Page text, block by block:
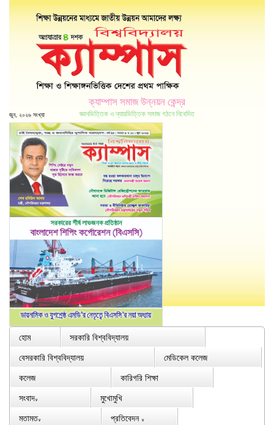
ক্যাম্পাস সমাজ উন্নয়ন কেন্দ্র
জ্ঞানভিত্তিক ও ন্যায়ভিত্তিক সমাজ গঠনে নিবেদিত
জুন, ২০২৬ সংখ্যা
হোম
সরকারি বিশ্ববিদ্যালয়
বেসরকারি বিশ্ববিদ্যালয়
মেডিকেল কলেজ
কলেজ
কারিগরি শিক্ষা
সংবাদ∨
মুখোমুখি
মতামত∨ প্রতিবেদন ∨